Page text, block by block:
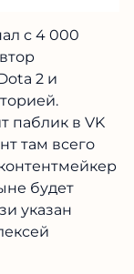
с 4 000
2 и
паблик в VK
там всего
будет
указан